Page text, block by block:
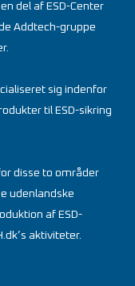
del af ESD-Center
Addtech-gruppe
sig indenfor
til ESD-sikring
disse to områder
udenlandske
af ESD-
aktiviteter.